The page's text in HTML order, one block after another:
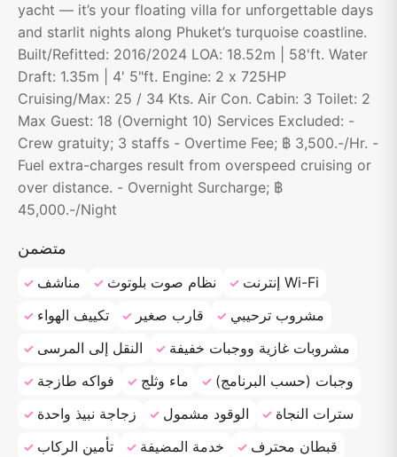
yacht — it’s your floating villa for unforgettable days
and starlit nights along Phuket’s turquoise coastline.
Built/Refitted: 2016/2024 LOA: 18.52m | 58'ft. Water
Draft: 1.35m | 4' 5"ft. Engine: 2 x 725HP
Cruising/Max: 25 / 34 Kts. Air Con. Cabin: 3 Toilet: 2
Max Guest: 18 (Overnight 10) Services Excluded: -
Crew gratuity; 3 staffs - Overtime Fee; ฿ 3,500.-/Hr. -
Fuel extra-charges result from overspeed cruising or
over distance. - Overnight Surcharge; ฿
45,000.-/Night
متضمن
مناشف نظام صوت بلوتوث
إنترنت Wi-Fi
تكييف الهواء
قارب صغير
مشروب ترحيبي
النقل إلى المرسى
مشروبات غازية ووجبات خفيفة
فواكه طازجة
ماء وثلج
وجبات (حسب البرنامج)
زجاجة نبيذ واحدة
الوقود مشمول
سترات النجاة
تأمين الركاب
خدمة المضيفة
قبطان محترف